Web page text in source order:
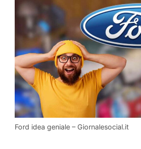
Ford idea geniale – Giornalesocial.it